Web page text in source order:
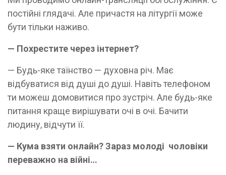
постійні глядачі. Але причастя на літургії може
бути тільки наживо.
— Похрестите через інтернет?
— Будь-яке таїнство — духовна річ. Має
відбуватися від душі до душі. Навіть телефоном
ти можеш домовитися про зустріч. Але будь-яке
питання краще вирішувати очі в очі. Бачити
людину, відчути її.
— Кума взяти онлайн? Зараз молоді чоловіки
переважно на війні…